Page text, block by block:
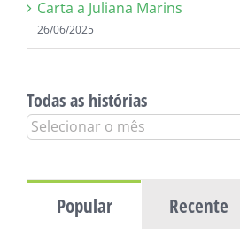
Carta a Juliana Marins
26/06/2025
Todas as histórias
Todas
Popular Recente